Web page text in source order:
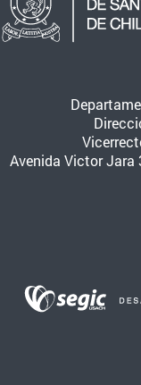
Avenida Victor Jara